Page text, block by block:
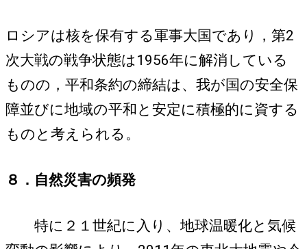
ロシアは核を保有する軍事大国であり，第2
次大戦の戦争状態は1956年に解消している
ものの，平和条約の締結は、我が国の安全保
障並びに地域の平和と安定に積極的に資する
ものと考えられる。
８．自然災害の頻発
特に２１世紀に入り、地球温暖化と気候